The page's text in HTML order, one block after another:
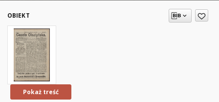
OBIEKT
Pokaż treść